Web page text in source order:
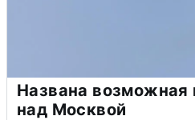
Названа возможная
над Москвой